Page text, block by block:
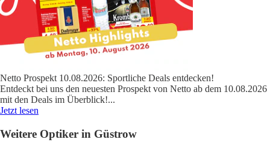
Netto Prospekt 10.08.2026: Sportliche Deals entdecken!
Entdeckt bei uns den neuesten Prospekt von Netto ab dem 10.08.2026
mit den Deals im Überblick!...
Jetzt lesen
Weitere Optiker in Güstrow